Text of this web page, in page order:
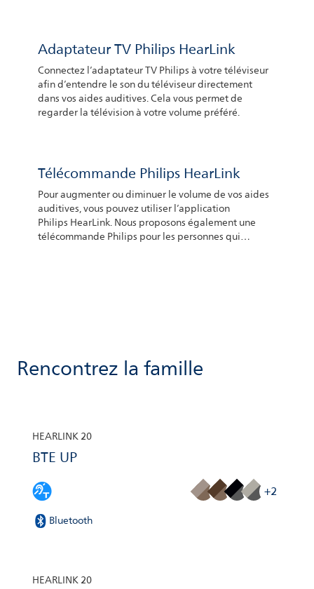
alors capter sa voix, qui est ensuite transmise à vos
aides auditives. Vous pouvez également utiliser
l’AudioClip de Philips pour passer des appels
téléphoniques mains libres sur votre iPhone® ou
votre smartphone Android™
Adaptateur TV Philips HearLink
Connectez l’adaptateur TV Philips à votre téléviseur
afin d’entendre le son du téléviseur directement
dans vos aides auditives. Cela vous permet de
regarder la télévision à votre volume préféré.
Télécommande Philips HearLink
Pour augmenter ou diminuer le volume de vos aides
auditives, vous pouvez utiliser l’application
Philips HearLink. Nous proposons également une
télécommande Philips pour les personnes qui
Rencontrez la famille
HEARLINK 20
BTE UP
+2
Bluetooth
HEARLINK 20